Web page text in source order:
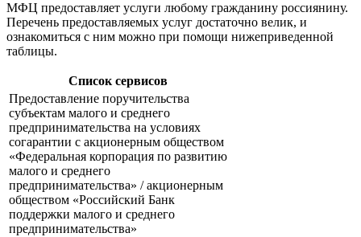
МФЦ предоставляет услуги любому гражданину россиянину.
Перечень предоставляемых услуг достаточно велик, и
ознакомиться с ним можно при помощи нижеприведенной
таблицы.
Список сервисов
Предоставление поручительства
субъектам малого и среднего
предпринимательства на условиях
согарантии с акционерным обществом
«Федеральная корпорация по развитию
малого и среднего
предпринимательства» / акционерным
обществом «Российский Банк
поддержки малого и среднего
предпринимательства»